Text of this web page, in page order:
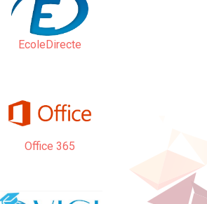
EcoleDirecte
Office 365